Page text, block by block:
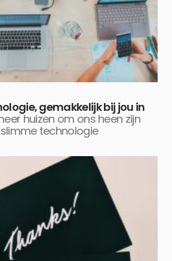
gemakkelijk bij jou in
huizen om ons heen zijn
technologie